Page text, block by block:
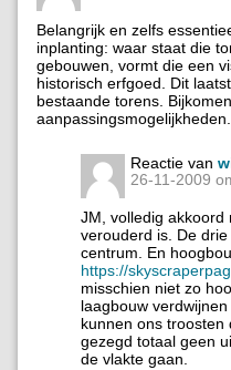
Belangrijk en zelfs
inplanting: waar staat die
gebouwen, vormt die een
historisch erfgoed. Dit
bestaande torens.
aanpassingsmogelijkheden.
Reactie van
26-11-2009
JM, volledig
verouderd is. De
centrum. En
https://
misschien niet zo
laagbouw
kunnen ons troosten
gezegd totaal geen
de vlakte gaan.